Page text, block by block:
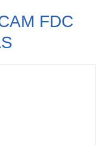
FDC